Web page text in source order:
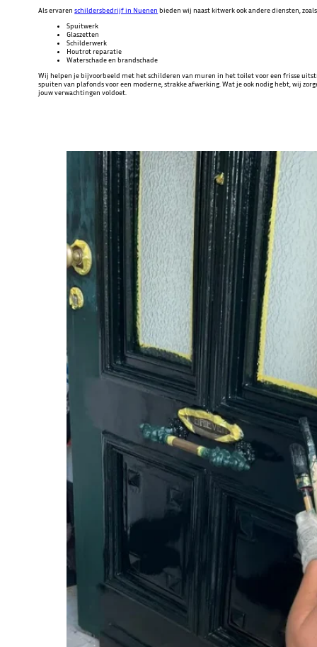
Als ervarenschildersbedrijf in Nuenen bieden wij naast kitwerk ook andere diensten,
Spuitwerk
Glaszetten
Schilderwerk
Houtrot reparatie
Waterschade en brandschade
Wij helpen je bijvoorbeeld met het schilderen van muren in het toilet voor een frisse
spuiten van plafonds voor een moderne, strakke afwerking. Wat je ook nodig hebt, wij
jouw verwachtingen voldoet.